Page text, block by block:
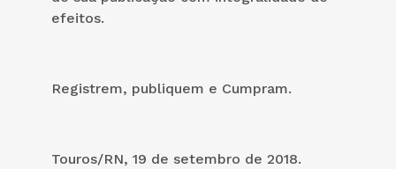
efeitos.
Registrem, publiquem e Cumpram.
Touros/RN, 19 de setembro de 2018.